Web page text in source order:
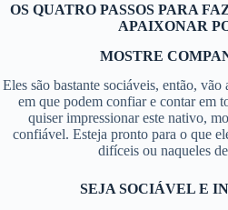
OS QUATRO PASSOS PARA
APAIXONAR
MOSTRE
Eles são bastante sociáveis, então, vão
em que podem confiar e contar em
quiser impressionar este nativo,
confiável. Esteja pronto para o que
difíceis ou naqueles
SEJA SOCIÁVEL E